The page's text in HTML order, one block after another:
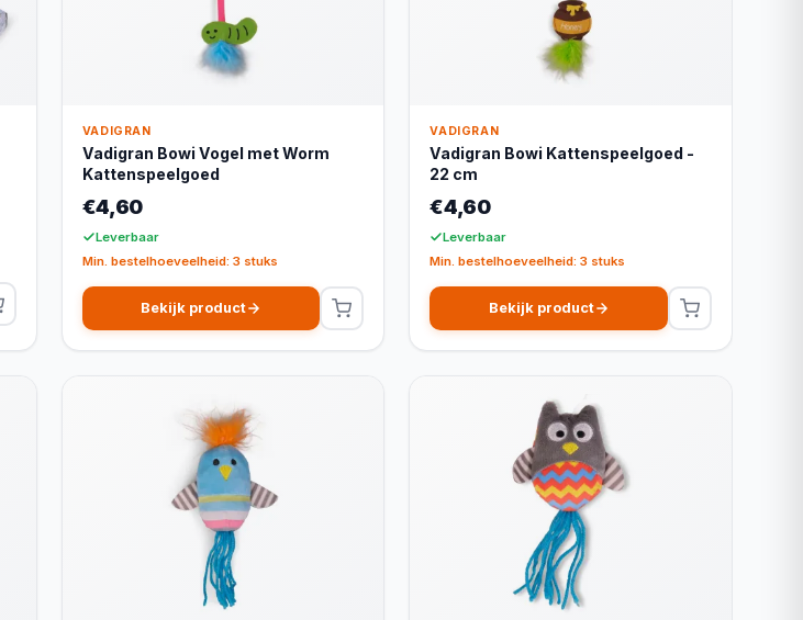
VADIGRAN
Vadigran Bowi Vogel met Worm
Kattenspeelgoed
€4,60
Leverbaar
Min. bestelhoeveelheid: 3 stuks
Bekijk product
VADIGRAN
Vadigran Bowi Kattenspeelgoed -
22 cm
€4,60
Leverbaar
Min. bestelhoeveelheid: 3 stuks
Bekijk product